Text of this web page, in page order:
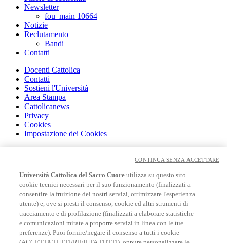
Newsletter
fou_main 10664
Notizie
Reclutamento
Bandi
Contatti
Docenti Cattolica
Contatti
Sostieni l'Università
Area Stampa
Cattolicanews
Privacy
Cookies
Impostazione dei Cookies
Cloudmail
OFF-CAMPUS
Intranet
Biblioteca
Librerie
Educatt
CV Online
Albo fornitori
Università Cattolica del Sacro Cuore utilizza su questo sito
cookie tecnici necessari per il suo funzionamento (finalizzati a
consentire la fruizione dei nostri servizi, ottimizzare l'esperienza
utente) e, ove si presti il consenso, cookie ed altri strumenti di
tracciamento e di profilazione (finalizzati a elaborare statistiche
e comunicazioni mirate a proporre servizi in linea con le tue
preferenze). Puoi fornire/negare il consenso a tutti i cookie
CONTINUA SENZA ACCETTARE